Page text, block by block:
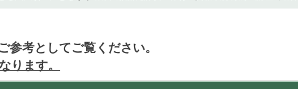
参考としてご覧ください。
ります。